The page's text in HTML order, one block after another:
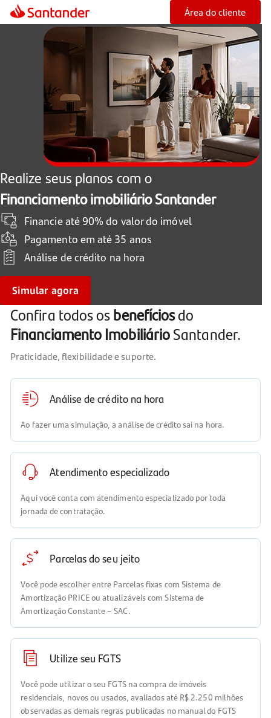
Área do cliente
Realize seus planos com o
Financiamento imobiliário Santander
Financie até 90% do valor do imóvel
Pagamento em até 35 anos
Análise de crédito na hora
Simular agora
Confira todos osbenefíciosdo
Financiamento ImobiliárioSantander.
Praticidade, flexibilidade e suporte.
Análise de crédito na hora
Ao fazer uma simulação, a análise de crédito sai na hora.
Atendimento especializado
Aqui você conta com atendimento especializado por toda
jornada de contratação.
Parcelas do seu jeito
Você pode escolher entre Parcelas fixas com Sistema de
Amortização PRICE ou atualizáveis com Sistema de
Amortização Constante – SAC.
Utilize seu FGTS
Você pode utilizar o seu FGTS na compra de imóveis
residenciais, novos ou usados, avaliados até R$ 2.250 milhões
observadas as demais regras publicadas no manual do FGTS